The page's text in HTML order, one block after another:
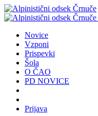
Novice
Vzponi
Prispevki
Šola
O ČAO
PD NOVICE
Prijava